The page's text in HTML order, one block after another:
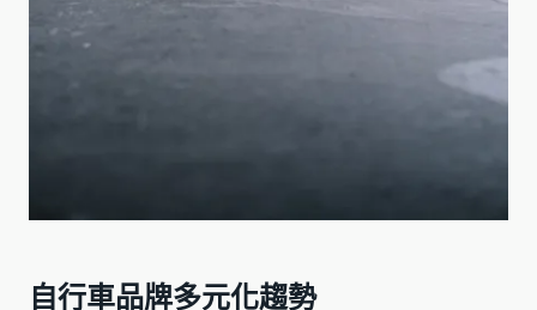
自行車品牌多元化趨勢